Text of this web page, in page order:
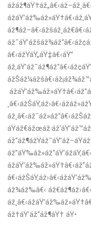
â€‹ážŸáŸ„áŸ‡â€‹áŸ”
áž¾áž‰â€‹
áž†áŸ’áž“áž¶áŸ† áŸ•